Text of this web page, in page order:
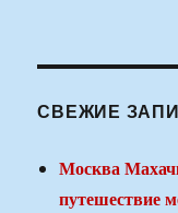
СВЕЖИЕ
Москва
путешествие